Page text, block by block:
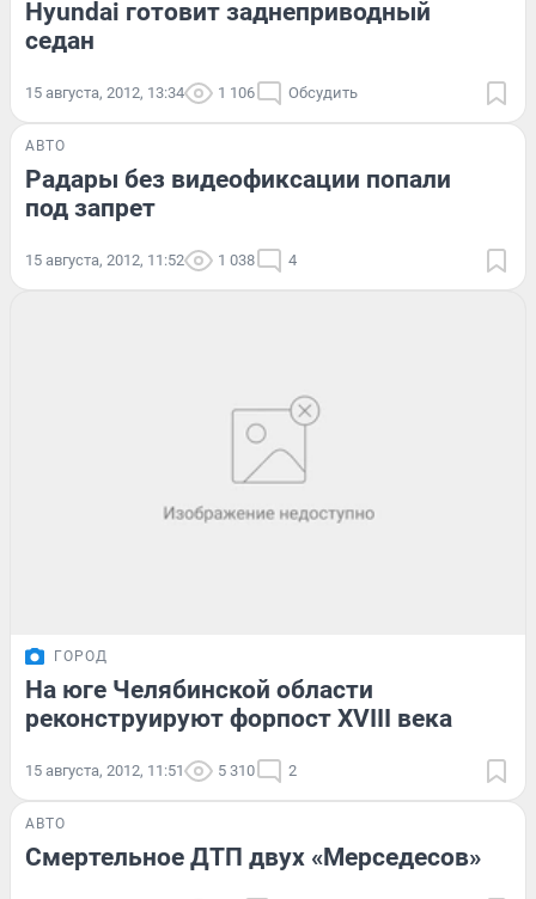
Hyundai готовит заднеприводный
седан
15 августа, 2012, 13:34 1 106 Обсудить
АВТО
Радары без видеофиксации попали
под запрет
15 августа, 2012, 11:52 1 038 4
ГОРОД
На юге Челябинской области
реконструируют форпост XVIII века
15 августа, 2012, 11:51 5 310 2
АВТО
Смертельное ДТП двух «Мерседесов»